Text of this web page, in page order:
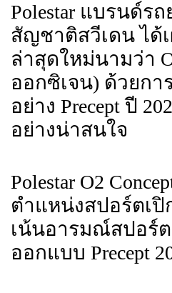
Polestar แบรนด์ร
สัญชาติสวีเดน ได้
ล่าสุดใหม่นามว่า
ออกซิเจน) ด้วยก
อย่าง Precept ปี
อย่างน่าสนใจ
Polestar O2
ตำแหน่งสปอร์ตเปิ
เน้นอารมณ์สปอร์
ออกแบบ Precept